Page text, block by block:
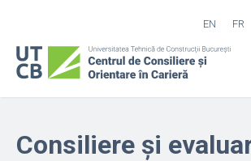
EN FR
Consiliere și